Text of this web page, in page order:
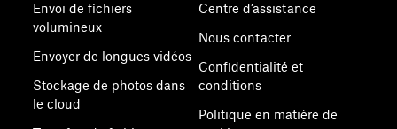
Envoi de fichiers
volumineux
Envoyer de longues vidéos
Stockage de photos dans
le cloud
Centre d’assistance
Nous contacter
Confidentialité et
conditions
Politique en matière de